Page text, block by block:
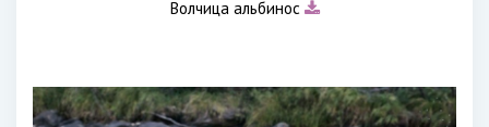
Волчица альбинос